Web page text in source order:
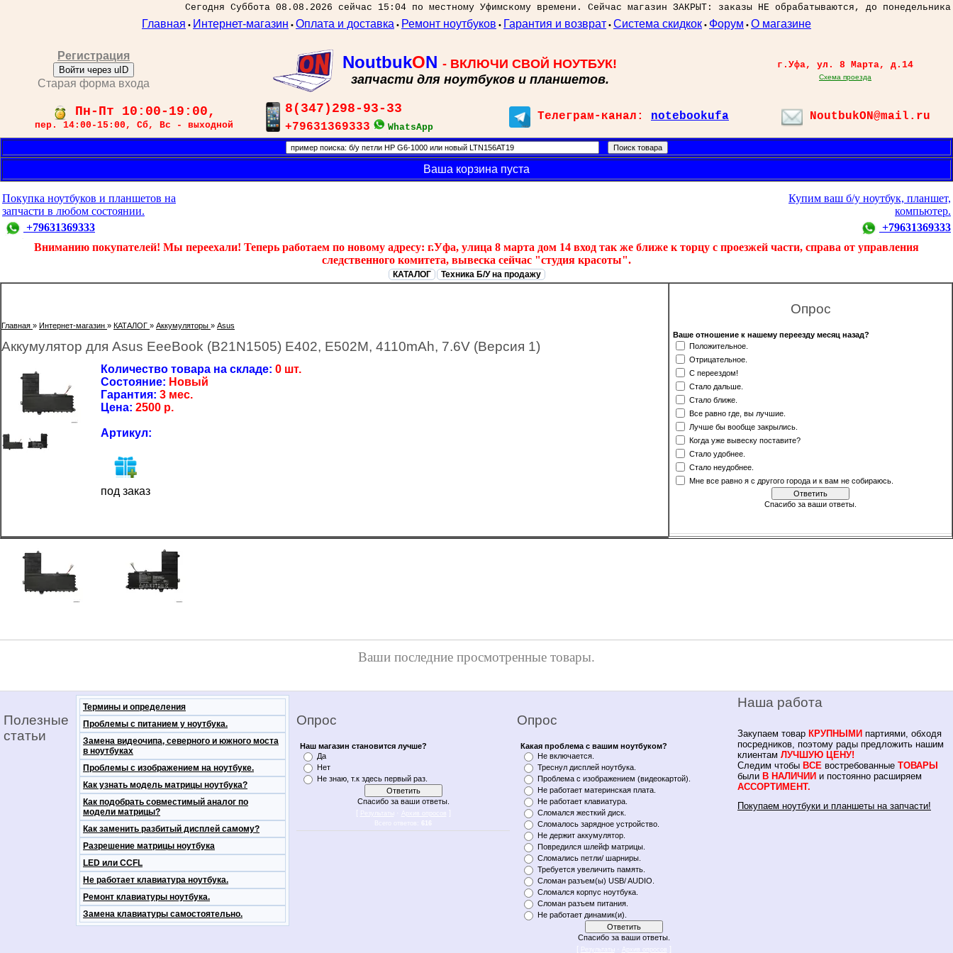
Сегодня Суббота 08.08.2026 сейчас 15:04 по местному Уфимскому времени. Сейчас магазин ЗАКРЫТ: заказы НЕ обрабатываются, до понедельника
Главная • Интернет-магазин • Оплата и доставка • Ремонт ноутбуков • Гарантия и возврат • Система скидкок • Форум • О магазине
Регистрация
Войти через uID
Старая форма входа
NoutbukON - ВКЛЮЧИ СВОЙ НОУТБУК!
запчасти для ноутбуков и планшетов.
г.Уфа, ул. 8 Марта, д.14
Схема проезда
Пн-Пт 10:00-19:00,
пер. 14:00-15:00, Сб, Вс - выходной
8(347)298-93-33
+79631369333 WhatsApp
Телеграм-канал: notebookufa NoutbukON@mail.ru
Ваша корзина пуста
Покупка ноутбуков и планшетов на
запчасти в любом состоянии.
+79631369333
Купим ваш б/у ноутбук, планшет,
компьютер.
+79631369333
Вниманию покупателей! Мы переехали! Теперь работаем по новому адресу: г.Уфа, улица 8 марта дом 14 вход так же ближе к торцу с проезжей части, справа от управления
следственного комитета, вывеска сейчас "студия красоты".
КАТАЛОГ Техника Б/У на продажу
Главная » Интернет-магазин » КАТАЛОГ » Аккумуляторы » Asus
Аккумулятор для Asus EeeBook (B21N1505) E402, E502M, 4110mAh, 7.6V (Версия 1)
Количество товара на складе: 0 шт.
Состояние: Новый
Гарантия: 3 мес.
Цена: 2500 р.
Артикул:
под заказ
Опрос
Ваше отношение к нашему переезду месяц назад?
Положительное.
Отрицательное.
С переездом!
Стало дальше.
Стало ближе.
Все равно где, вы лучшие.
Лучше бы вообще закрылись.
Когда уже вывеску поставите?
Стало удобнее.
Стало неудобнее.
Мне все равно я с другого города и к вам не собираюсь.
Спасибо за ваши ответы.
Ваши последние просмотренные товары.
Полезные
статьи
Термины и определения
Проблемы с питанием у ноутбука.
Замена видеочипа, северного и южного моста
в ноутбуках
Проблемы с изображением на ноутбуке.
Как узнать модель матрицы ноутбука?
Как подобрать совместимый аналог по
модели матрицы?
Как заменить разбитый дисплей самому?
Разрешение матрицы ноутбука
LED или CCFL
Не работает клавиатура ноутбука.
Ремонт клавиатуры ноутбука.
Замена клавиатуры самостоятельно.
Опрос
Наш магазин становится лучше?
Да
Нет
Не знаю, т.к здесь первый раз.
Спасибо за ваши ответы.
616
Опрос
Какая проблема с вашим ноутбуком?
Не включается.
Треснул дисплей ноутбука.
Проблема с изображением (видеокартой).
Не работает материнская плата.
Не работает клавиатура.
Сломался жесткий диск.
Сломалось зарядное устройство.
Не держит аккумулятор.
Повредился шлейф матрицы.
Сломались петли/ шарниры.
Требуется увеличить память.
Сломан разъем(ы) USB/ AUDIO.
Сломался корпус ноутбука.
Сломан разъем питания.
Не работает динамик(и).
Спасибо за ваши ответы.
Наша работа
Закупаем товар КРУПНЫМИ партиями, обходя
посредников, поэтому рады предложить нашим
клиентам ЛУЧШУЮ ЦЕНУ!
Следим чтобы ВСЕ востребованные ТОВАРЫ
были В НАЛИЧИИ и постоянно расширяем
АССОРТИМЕНТ.
Покупаем ноутбуки и планшеты на запчасти!